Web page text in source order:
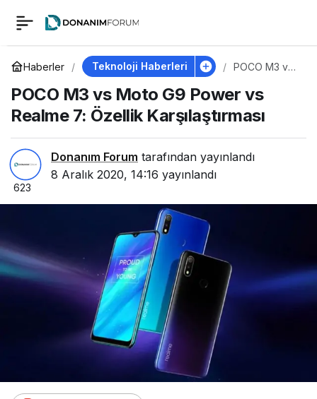
Haberler Teknoloji Haberleri
POCO M3 vs
Power vs
Realme 7:
Özellik
POCO M3 vs Moto G9 Power vs
Realme 7: Özellik Karşılaştırması
Donanım Forum tarafından yayınlandı
8 Aralık 2020, 14:16 yayınlandı
623
POCO M3 vs Moto G9
Power vs Realme 7:
Özellik
Karşılaştırması